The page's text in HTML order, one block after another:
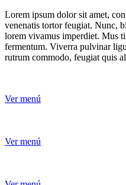
Lorem ipsum dolor sit amet,
venenatis tortor feugiat. Nunc,
lorem vivamus imperdiet. Mus
fermentum. Viverra pulvinar
rutrum commodo, feugiat quis
Ver menú
Ver menú